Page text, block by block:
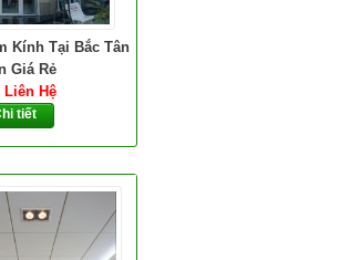
Kính Tại Bắc Tân
Giá Rẻ
Liên Hệ
tiết